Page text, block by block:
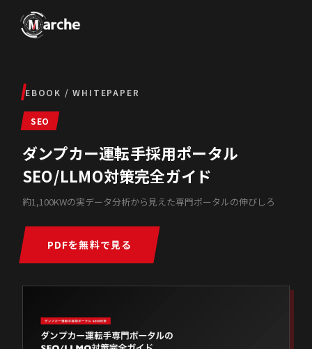
EBOOK / WHITEPAPER
SEO
ダンプカー運転手採用ポータル
SEO/LLMO対策完全ガイド
約1,100KWの実データ分析から見えた専門ポータルの伸びしろ
PDFを無料で見る